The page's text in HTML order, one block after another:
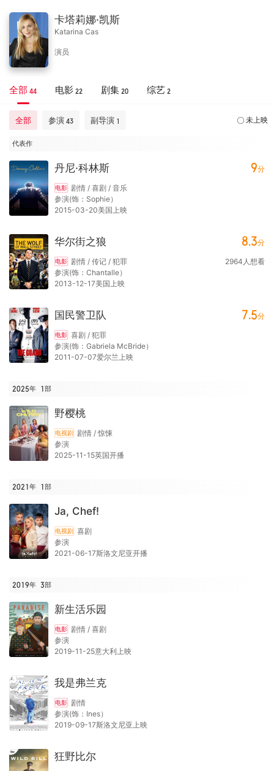
卡塔莉娜·凯斯
Katarina Cas
演员
全部 44 电影 22 剧集 20 综艺 2
全部 参演 43 副导演 1 未上映
代表作
丹尼·科林斯
电影 剧情 / 喜剧 / 音乐
参演(饰：Sophie）
2015-03-20美国上映
9分
华尔街之狼
电影 剧情 / 传记 / 犯罪
参演(饰：Chantalle）
2013-12-17美国上映
8.3分
2964 人想看
国民警卫队
电影 喜剧 / 犯罪
参演(饰：Gabriela McBride）
2011-07-07爱尔兰上映
7.5分
2025年 1部
野樱桃
电视剧 剧情 / 惊悚
参演
2025-11-15英国开播
2021年 1部
Ja, Chef!
电视剧 喜剧
参演
2021-06-17斯洛文尼亚开播
2019年 3部
新生活乐园
电影 剧情 / 喜剧
参演
2019-11-25意大利上映
我是弗兰克
电影 剧情
参演(饰：Ines）
2019-09-17斯洛文尼亚上映
狂野比尔